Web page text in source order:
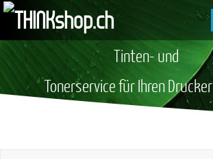
Tinten- und
Tonerservice für Ihren Drucker